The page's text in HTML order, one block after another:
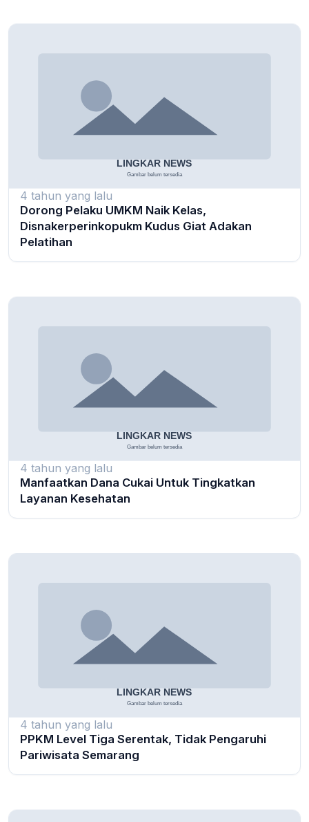
4 tahun yang lalu
Dorong Pelaku UMKM Naik Kelas,
Disnakerperinkopukm Kudus Giat Adakan
Pelatihan
4 tahun yang lalu
Manfaatkan Dana Cukai Untuk Tingkatkan
Layanan Kesehatan
4 tahun yang lalu
PPKM Level Tiga Serentak, Tidak Pengaruhi
Pariwisata Semarang